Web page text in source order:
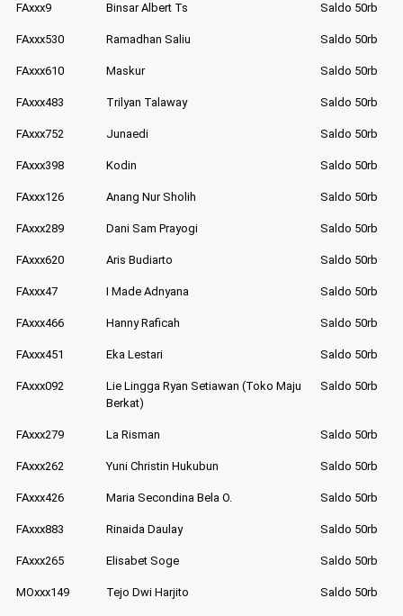
FAxxx9 Binsar Albert Ts Saldo 50rb
FAxxx530 Ramadhan Saliu Saldo 50rb
FAxxx610 Maskur Saldo 50rb
FAxxx483 Trilyan Talaway Saldo 50rb
FAxxx752 Junaedi Saldo 50rb
FAxxx398 Kodin Saldo 50rb
FAxxx126 Anang Nur Sholih Saldo 50rb
FAxxx289 Dani Sam Prayogi Saldo 50rb
FAxxx620 Aris Budiarto Saldo 50rb
FAxxx47 I Made Adnyana Saldo 50rb
FAxxx466 Hanny Raficah Saldo 50rb
FAxxx451 Eka Lestari Saldo 50rb
FAxxx092
Lie Lingga Ryan Setiawan (Toko Maju
Berkat)
Saldo 50rb
FAxxx279 La Risman Saldo 50rb
FAxxx262 Yuni Christin Hukubun Saldo 50rb
FAxxx426 Maria Secondina Bela O. Saldo 50rb
FAxxx883 Rinaida Daulay Saldo 50rb
FAxxx265 Elisabet Soge Saldo 50rb
MOxxx149 Tejo Dwi Harjito Saldo 50rb